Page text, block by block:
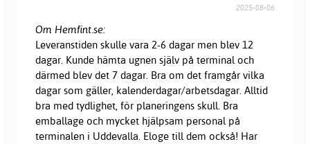
2025-08-06
Om Hemfint.se:
Leveranstiden skulle vara 2-6 dagar men blev 12
dagar. Kunde hämta ugnen själv på terminal och
därmed blev det 7 dagar. Bra om det framgår vilka
dagar som gäller, kalenderdagar/arbetsdagar. Alltid
bra med tydlighet, för planeringens skull. Bra
emballage och mycket hjälpsam personal på
terminalen i Uddevalla. Eloge till dem också! Har